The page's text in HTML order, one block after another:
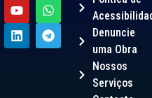
Denuncie
uma Obra
Nossos
Serviços